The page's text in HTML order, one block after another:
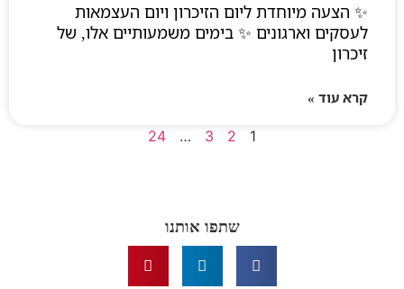
✨ הצעה מיוחדת ליום הזיכרון ויום העצמאות
לעסקים וארגונים ✨ בימים משמעותיים אלו, של
זיכרון
קרא עוד »
1
2
3
…
24
שתפו אותנו